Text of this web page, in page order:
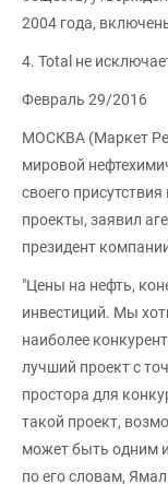
2004 года,
4. Total не
Февраль 29/2016
МОСКВА (Маркет
мировой
своего
проекты, заявил
президент
"Цены на нефть,
инвестиций. Мы
наиболее
лучший проект с
простора для
такой проект,
может быть одним
по его словам,